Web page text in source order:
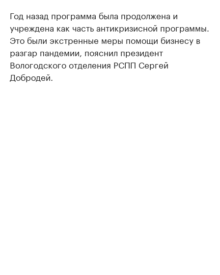
Год назад программа была продолжена и
учреждена как часть антикризисной программы.
Это были экстренные меры помощи бизнесу в
разгар пандемии, пояснил президент
Вологодского отделения РСПП Сергей
Добродей.